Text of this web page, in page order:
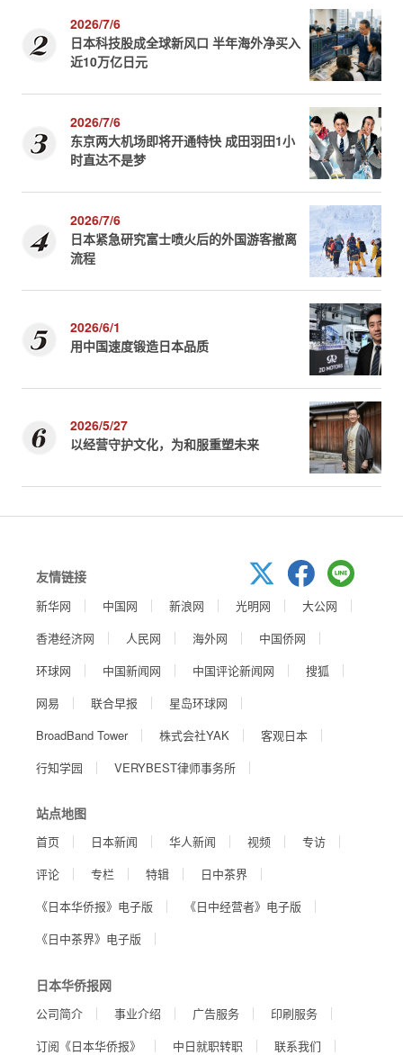
2026/7/6
日本科技股成全球新风口 半年海外净买入
近10万亿日元
2026/7/6
东京两大机场即将开通特快 成田羽田1小
时直达不是梦
2026/7/6
日本紧急研究富士喷火后的外国游客撤离
流程
2026/6/1
用中国速度锻造日本品质
2026/5/27
以经营守护文化，为和服重塑未来
友情链接
新华网 中国网 新浪网 光明网
大公网
香港经济网
人民网 海外网
中国侨网
环球网
中国新闻网 中国评论新闻网
搜狐
网易
联合早报
星岛环球网
BroadBand Tower
株式会社YAK
客观日本
行知学园
VERYBEST律师事务所
站点地图
首页 日本新闻 华人新闻 视频
专访
评论
专栏 特辑
日中茶界
《日本华侨报》电子版
《日中经营者》电子版
《日中茶界》电子版
日本华侨报网
公司简介 事业介绍 广告服务
印刷服务
订阅《日本华侨报》
中日就职转职 联系我们